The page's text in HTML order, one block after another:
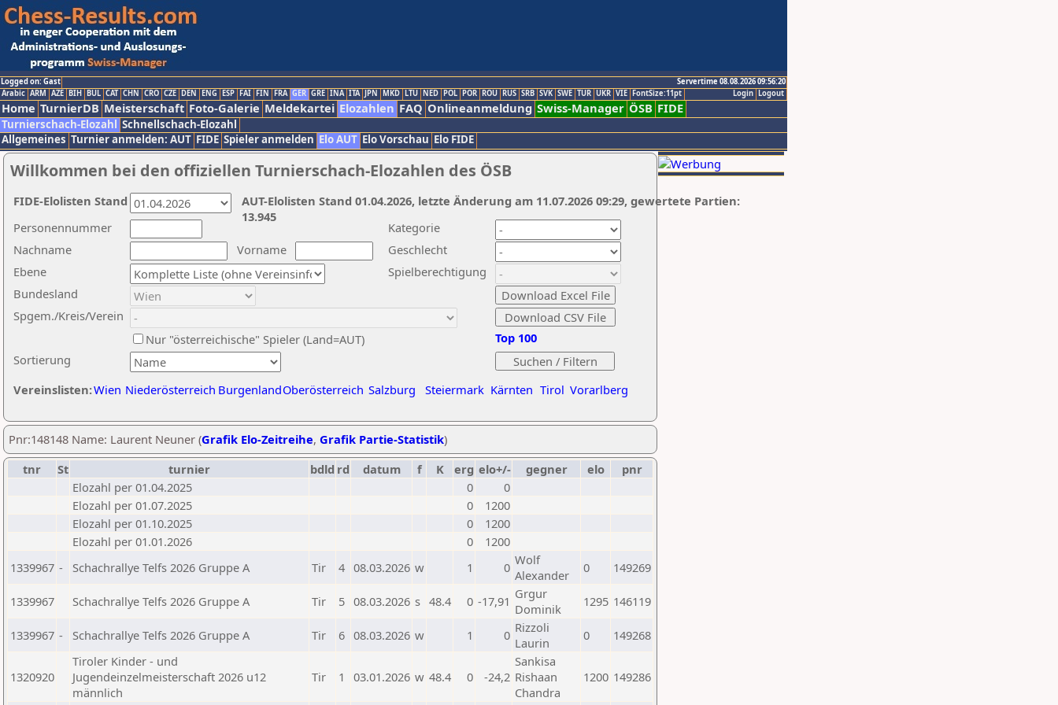
Logged on: Gast
Servertime 08.08.2026 09:56:20
Logout
Login
Arabic ARM AZE BIH BUL CAT CHN CRO CZE DEN ENG ESP FAI FIN FRA GER GRE INA ITA JPN MKD LTU NED POL POR ROU RUS SRB SVK SWE TUR UKR VIE FontSize:11pt
Home TurnierDB Meisterschaft Foto-Galerie Meldekartei Elozahlen FAQ Onlineanmeldung Swiss-Manager ÖSB FIDE
Turnierschach-Elozahl Schnellschach-Elozahl
Allgemeines Turnier anmelden: AUT FIDE Spieler anmelden Elo AUT Elo Vorschau Elo FIDE
Willkommen bei den offiziellen Turnierschach-Elozahlen des ÖSB
Nachname
Vorname
Ebene
Kategorie
Sortierung
Personennummer
Bundesland
Spgem./Kreis/Verein
Geschlecht
Nur "österreichische" Spieler (Land=AUT)
Spielberechtigung
Vereinslisten:Wien Niederösterreich BurgenlandOberösterreich Salzburg Steiermark Kärnten Tirol Vorarlberg
Top 100
AUT-Elolisten Stand 01.04.2026, letzte Änderung am 11.07.2026 09:29, gewertete Partien:
13.945
FIDE-Elolisten Stand
Pnr:148148 Name: Laurent Neuner (Grafik Elo-Zeitreihe, Grafik Partie-Statistik)
tnr
St turnier bdld rd datum f K erg elo+/- gegner elo
pnr
Elozahl per 01.04.2025
0
0
Elozahl per 01.07.2025
0
1200
Elozahl per 01.10.2025
0
1200
Elozahl per 01.01.2026
0
1200
1339967 - Schachrallye Telfs 2026 Gruppe A Tir 4 08.03.2026 w 1 0 Wolf
Alexander
0 149269
1339967 Schachrallye Telfs 2026 Gruppe A Tir 5 08.03.2026 s 48.4 0 -17,91 Grgur
Dominik
1295 146119
1339967 - Schachrallye Telfs 2026 Gruppe A Tir 6 08.03.2026 w 1 0 Rizzoli
Laurin
0 149268
1320920
Tiroler Kinder - und
Jugendeinzelmeisterschaft 2026 u12
männlich
Tir 1 03.01.2026 w 48.4 0 -24,2
Sankisa
Rishaan
Chandra
1200 149286